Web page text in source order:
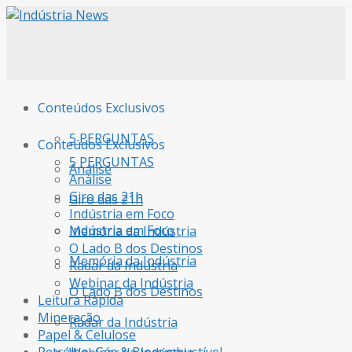
Conteúdos Exclusivos
5 PERGUNTAS
Análise
Giro das 21h
Indústria em Foco
Memória da Indústria
O Lado B dos Destinos
Radar da Indústria
Conteúdos Exclusivos
5 PERGUNTAS
Análise
Giro das 21h
Indústria em Foco
Memória da Indústria
O Lado B dos Destinos
Radar da Indústria
Webinar da Indústria
Leitura Rápida
Mineração
Papel & Celulose